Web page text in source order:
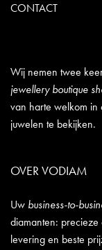
CONTACT
Wij nemen twee
jewellery boutique
van harte welkom in
juwelen te bekijken.
OVER VODIAM
Uw business-to-
diamanten:
levering en beste